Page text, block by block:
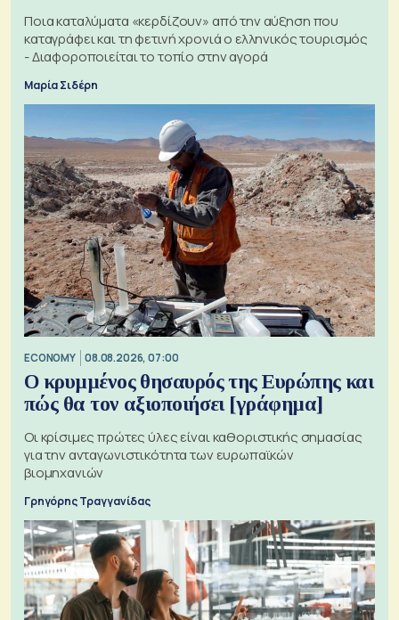
Ποια καταλύματα «κερδίζουν» από την αύξηση που
καταγράφει και τη φετινή χρονιά ο ελληνικός τουρισμός
- Διαφοροποιείται το τοπίο στην αγορά
Μαρία Σιδέρη
ECONOMY 08.08.2026, 07:00
Ο κρυμμένος θησαυρός της Ευρώπης και
πώς θα τον αξιοποιήσει [γράφημα]
Οι κρίσιμες πρώτες ύλες είναι καθοριστικής σημασίας
για την ανταγωνιστικότητα των ευρωπαϊκών
βιομηχανιών
Γρηγόρης Τραγγανίδας